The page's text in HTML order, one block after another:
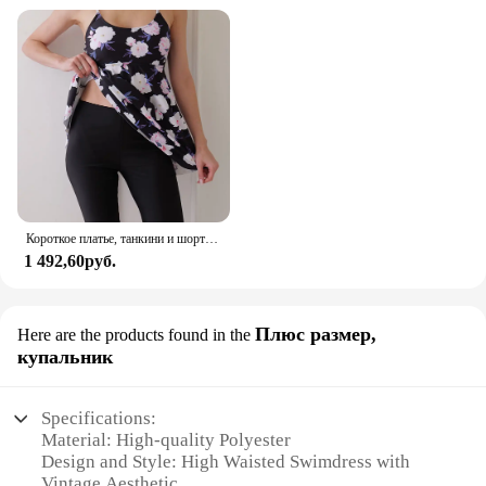
construction and versatile design, it is a product that
appeals to a wide range of customers. The set's
inclusion of a matching cover-up adds value,
making it an attractive option for those looking to
expand their product offerings. Whether you're a
retailer or a supplier, this swimdress set is a smart
investment that is sure to delight your customers.
Короткое платье, танкини и шорты, купальник 2024, женский купальник с принтом, женский купальный костюм с высокой талией, купальный костюм с подкладкой, летняя пляжная одежда для плавания
1 492,60руб.
Here are the products found in the Плюс размер,
купальник
Specifications:
Material: High-quality Polyester
Design and Style: High Waisted Swimdress with